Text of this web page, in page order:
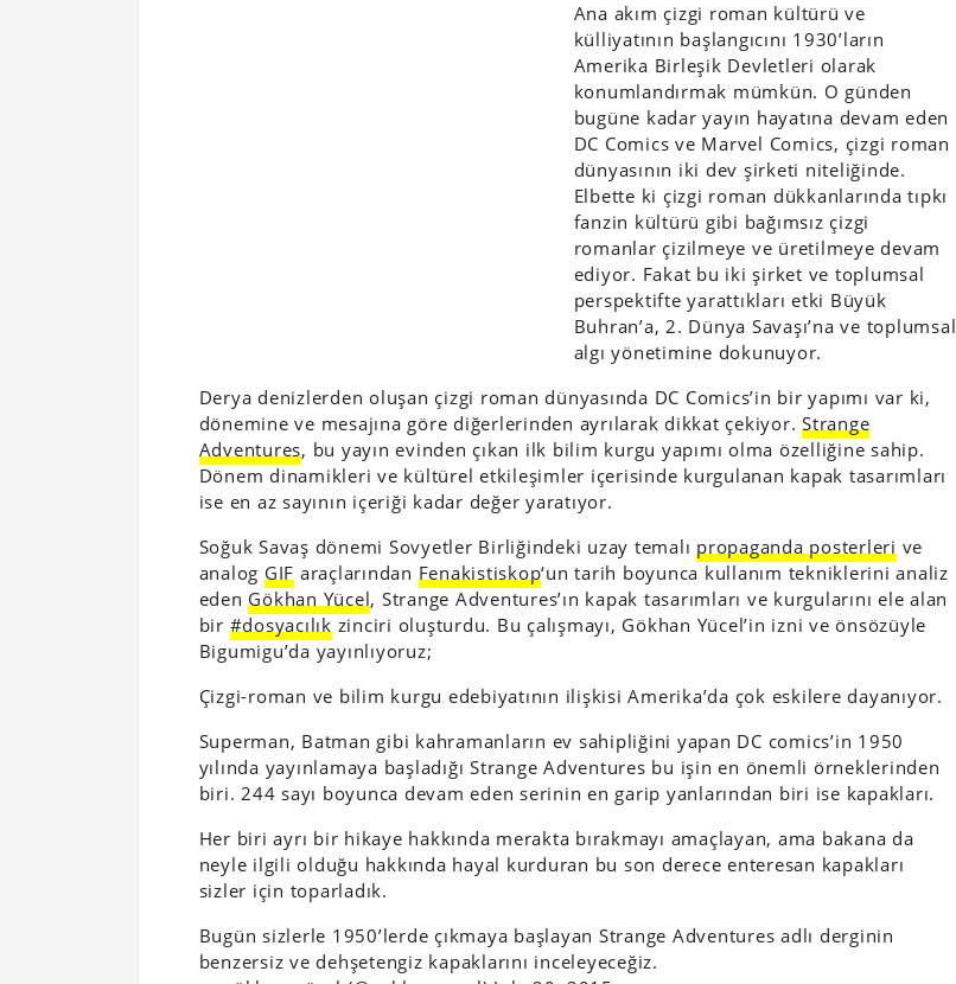
Ana akım çizgi roman kültürü ve
külliyatının başlangıcını 1930’ların
Amerika Birleşik Devletleri olarak
konumlandırmak mümkün. O günden
bugüne kadar yayın hayatına devam eden
DC Comics ve Marvel Comics, çizgi roman
dünyasının iki dev şirketi niteliğinde.
Elbette ki çizgi roman dükkanlarında tıpkı
fanzin kültürü gibi bağımsız çizgi
romanlar çizilmeye ve üretilmeye devam
ediyor. Fakat bu iki şirket ve toplumsal
perspektifte yarattıkları etki Büyük
Buhran’a, 2. Dünya Savaşı’na ve toplumsal
algı yönetimine dokunuyor.
Derya denizlerden oluşan çizgi roman dünyasında DC Comics’in bir yapımı var ki,
dönemine ve mesajına göre diğerlerinden ayrılarak dikkat çekiyor.Strange
Adventures, bu yayın evinden çıkan ilk bilim kurgu yapımı olma özelliğine sahip.
Dönem dinamikleri ve kültürel etkileşimler içerisinde kurgulanan kapak tasarımları
ise en az sayının içeriği kadar değer yaratıyor.
Soğuk Savaş dönemi Sovyetler Birliğindeki uzay temalı propaganda posterleri ve
analog GIF araçlarından Fenakistiskop‘un tarih boyunca kullanım tekniklerini analiz
eden Gökhan Yücel, Strange Adventures’ın kapak tasarımları ve kurgularını ele alan
bir #dosyacılık zinciri oluşturdu. Bu çalışmayı, Gökhan Yücel’in izni ve önsözüyle
Bigumigu’da yayınlıyoruz;
Çizgi-roman ve bilim kurgu edebiyatının ilişkisi Amerika’da çok eskilere dayanıyor.
Superman, Batman gibi kahramanların ev sahipliğini yapan DC comics’in 1950
yılında yayınlamaya başladığı Strange Adventures bu işin en önemli örneklerinden
biri. 244 sayı boyunca devam eden serinin en garip yanlarından biri ise kapakları.
Her biri ayrı bir hikaye hakkında merakta bırakmayı amaçlayan, ama bakana da
neyle ilgili olduğu hakkında hayal kurduran bu son derece enteresan kapakları
sizler için toparladık.
Bugün sizlerle 1950’lerde çıkmaya başlayan Strange Adventures adlı derginin
benzersiz ve dehşetengiz kapaklarını inceleyeceğiz.